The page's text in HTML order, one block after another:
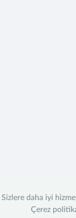
Sizlere daha iyi
Çerez